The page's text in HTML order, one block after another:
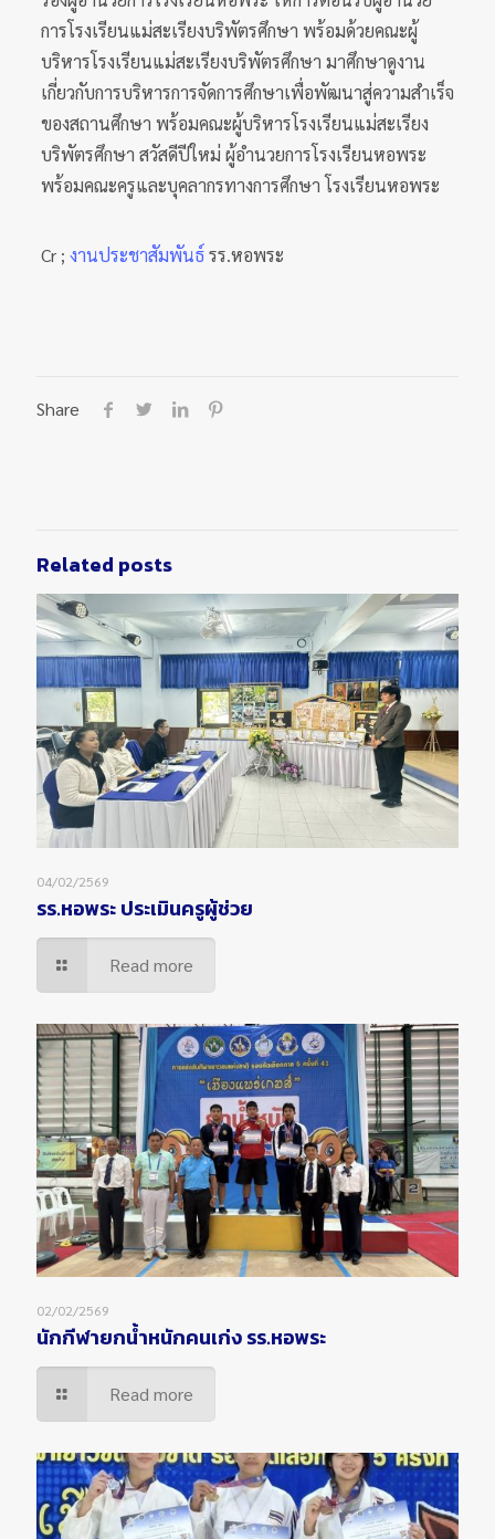
การโรงเรียนแม่สะเรียงบริพัตรศึกษา พร้อมด้วยคณะผู้
บริหารโรงเรียนแม่สะเรียงบริพัตรศึกษา มาศึกษาดูงาน
เกี่ยวกับการบริหารการจัดการศึกษาเพื่อพัฒนาสู่ความสำเร็จ
ของสถานศึกษา พร้อมคณะผู้บริหารโรงเรียนแม่สะเรียง
บริพัตรศึกษา สวัสดีปีใหม่ ผู้อำนวยการโรงเรียนหอพระ
พร้อมคณะครูและบุคลากรทางการศึกษา โรงเรียนหอพระ
Cr ; งานประชาสัมพันธ์รร.หอพระ
Share
Related posts
04/02/2569
รร.หอพระ ประเมินครูผู้ช่วย
Read more
02/02/2569
นักกีฬายกน้ำหนักคนเก่ง รร.หอพระ
Read more